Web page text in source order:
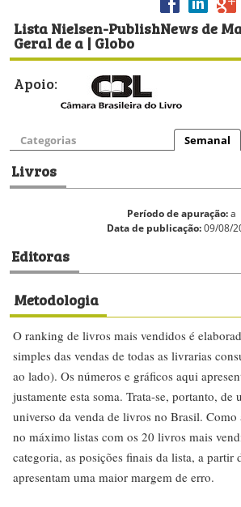
Lista Nielsen-PublishNews de
Geral de a | Globo
Apoio:
Categorias Semanal
Livros
Período de apuração:a
Data de publicação:09/08/
Editoras
Metodologia
O ranking de livros mais vendidos é
simples das vendas de todas as livrarias
ao lado). Os números e gráficos aqui
justamente esta soma. Trata-se, portanto, de
universo da venda de livros no Brasil.
no máximo listas com os 20 livros mais
categoria, as posições finais da lista, a partir
apresentam uma maior margem de erro.